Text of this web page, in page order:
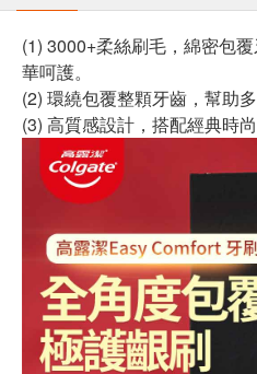
(1) 3000+柔絲刷毛，綿密包
華呵護。
(2) 環繞包覆整顆牙齒，幫助多
(3) 高質感設計，搭配經典時